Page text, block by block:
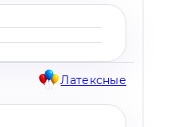
Латексные